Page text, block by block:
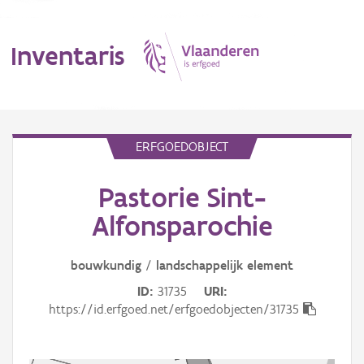
Inventaris
Aanduidingsobject
Waarneming
ERFGOEDOBJECT
Pastorie Sint-
Alfonsparochie
bouwkundig / landschappelijk element
ID 31735
URI
https://id.erfgoed.net/erfgoedobjecten/31735